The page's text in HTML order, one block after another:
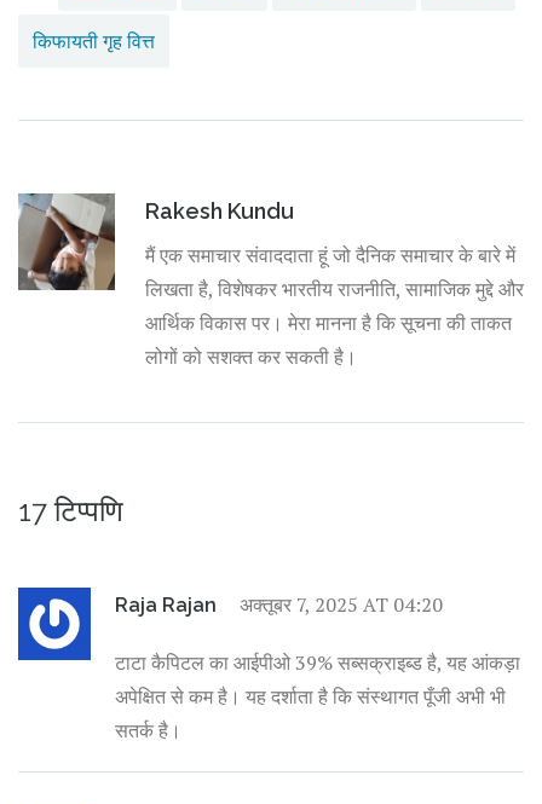
किफायती गृह वित्त
Rakesh Kundu
मैं एक समाचार संवाददाता हूं जो दैनिक समाचार के बारे में
लिखता है, विशेषकर भारतीय राजनीति, सामाजिक मुद्दे और
आर्थिक विकास पर। मेरा मानना है कि सूचना की ताकत
लोगों को सशक्त कर सकती है।
17 टिप्पणि
Raja Rajan अक्तूबर 7, 2025 AT 04:20
टाटा कैपिटल का आईपीओ 39% सब्सक्राइब्ड है, यह आंकड़ा
अपेक्षित से कम है। यह दर्शाता है कि संस्थागत पूँजी अभी भी
सतर्क है।